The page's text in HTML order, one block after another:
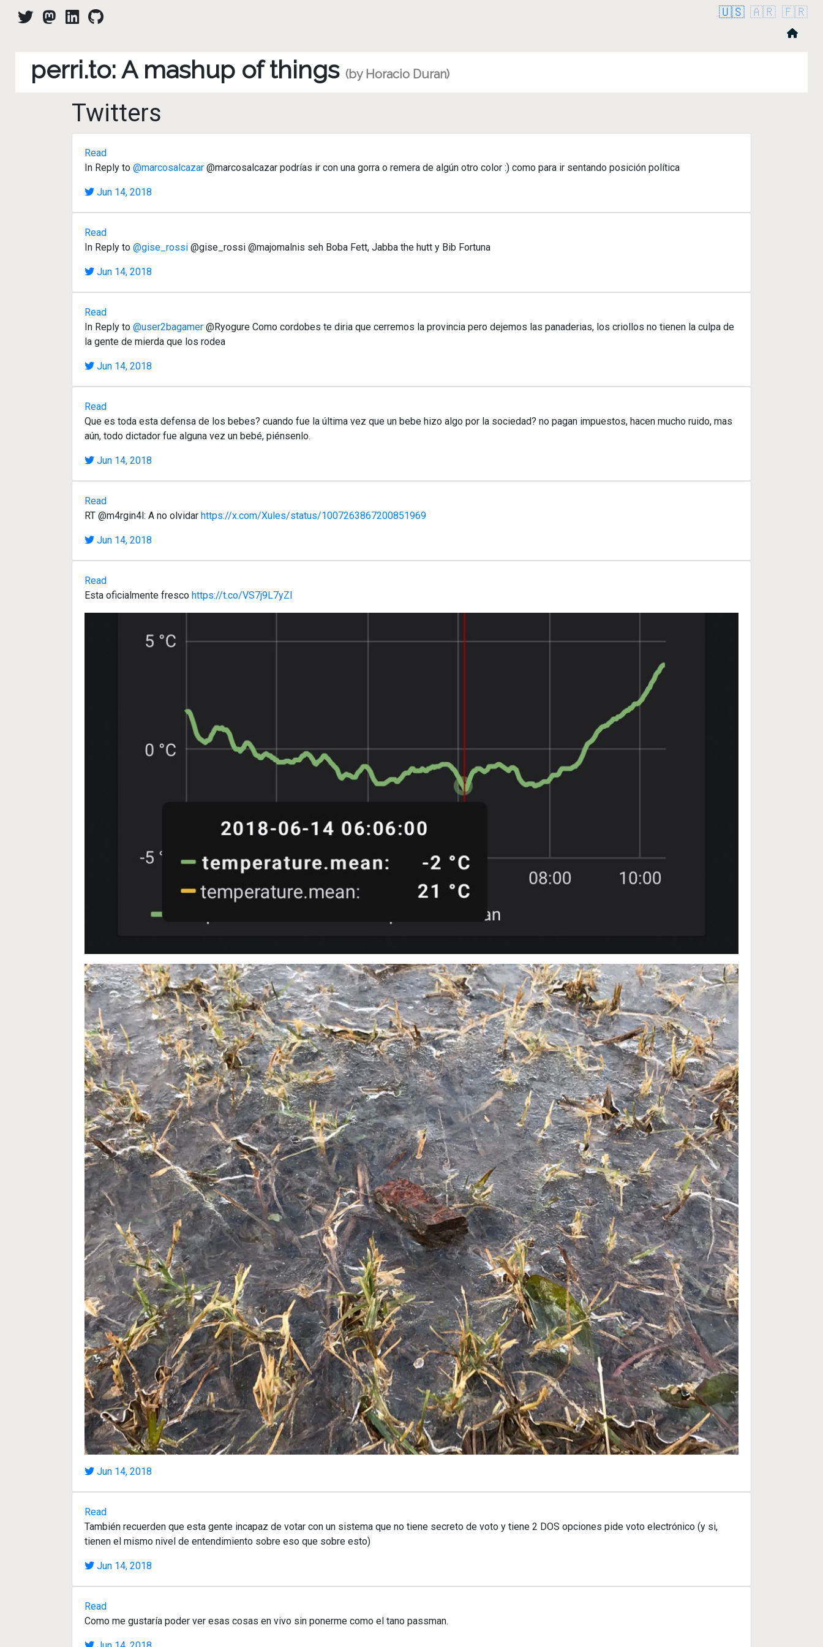
🇺🇸 🇦🇷 🇫🇷
perri.to: A mashup of things (by Horacio Duran)
Twitters
Read
In Reply to @marcosalcazar @marcosalcazar podrías ir con una gorra o remera de algún otro color :) como para ir sentando posición política
Jun 14, 2018
Read
In Reply to @gise_rossi @gise_rossi @majomalnis seh Boba Fett, Jabba the hutt y Bib Fortuna
Jun 14, 2018
Read
In Reply to @user2bagamer @Ryogure Como cordobes te diria que cerremos la provincia pero dejemos las panaderias, los criollos no tienen la culpa de
la gente de mierda que los rodea
Jun 14, 2018
Read
Que es toda esta defensa de los bebes? cuando fue la última vez que un bebe hizo algo por la sociedad? no pagan impuestos, hacen mucho ruido, mas
aún, todo dictador fue alguna vez un bebé, piénsenlo.
Jun 14, 2018
Read
RT @m4rgin4l: A no olvidar https://x.com/Xules/status/1007263867200851969
Jun 14, 2018
Read
Esta oficialmente fresco https://t.co/VS7j9L7yZl
Jun 14, 2018
Read
También recuerden que esta gente incapaz de votar con un sistema que no tiene secreto de voto y tiene 2 DOS opciones pide voto electrónico (y si,
tienen el mismo nivel de entendimiento sobre eso que sobre esto)
Jun 14, 2018
Read
Como me gustaría poder ver esas cosas en vivo sin ponerme como el tano passman.